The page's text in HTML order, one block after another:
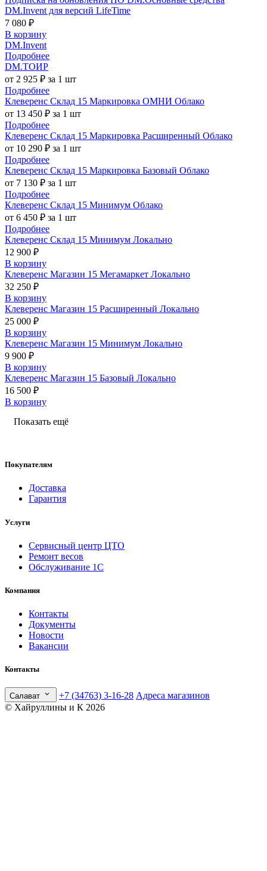
DM.Invent для версий LifeTime
7 080 ₽
В корзину
DM.Invent
Подробнее
DM.ТОИР
от 2 925 ₽ за 1 шт
Подробнее
Клеверенс Склад 15 Маркировка ОМНИ Облако
от 13 450 ₽ за 1 шт
Подробнее
Клеверенс Склад 15 Маркировка Расширенный Облако
от 10 290 ₽ за 1 шт
Подробнее
Клеверенс Склад 15 Маркировка Базовый Облако
от 7 130 ₽ за 1 шт
Подробнее
Клеверенс Склад 15 Минимум Облако
от 6 450 ₽ за 1 шт
Подробнее
Клеверенс Склад 15 Минимум Локально
12 900 ₽
В корзину
Клеверенс Магазин 15 Мегамаркет Локально
32 250 ₽
В корзину
Клеверенс Магазин 15 Расширенный Локально
25 000 ₽
В корзину
Клеверенс Магазин 15 Минимум Локально
9 900 ₽
В корзину
Клеверенс Магазин 15 Базовый Локально
16 500 ₽
В корзину
Показать ещё
Покупателям
Доставка
Гарантия
Услуги
Сервисный центр ЦТО
Ремонт весов
Обслуживание 1С
Компания
Контакты
Документы
Новости
Вакансии
Контакты
Салават +7 (34763) 3-16-28 Адреса магазинов
© Хайруллины и К 2026